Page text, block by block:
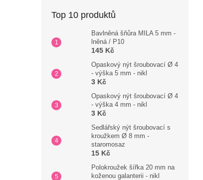
Top 10 produktů
Bavlněná šňůra MILA 5 mm -
lněná / P10
145 Kč
Opaskový nýt šroubovací Ø 4
- výška 5 mm - nikl
3 Kč
Opaskový nýt šroubovací Ø 4
- výška 4 mm - nikl
3 Kč
Sedlářský nýt šroubovací s
kroužkem Ø 8 mm -
staromosaz
15 Kč
Polokroužek šířka 20 mm na
koženou galanterii - nikl